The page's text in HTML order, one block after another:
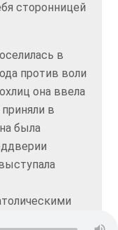
сторонницей
в
против воли
она ввела
в
была